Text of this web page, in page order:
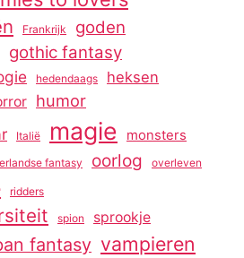
Frankrijk goden
gothic fantasy
hedendaags heksen
humor
Italië magie monsters
fantasy oorlog overleven
ridders
spion sprookje
fantasy vampieren